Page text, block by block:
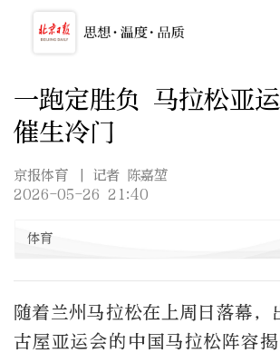
一跑定胜负 马拉松亚
催生冷门
京报体育
| 记者 陈嘉堃
2026-05-26 21:40
体育
随着兰州马拉松在上周日落幕
古屋亚运会的中国马拉松阵容